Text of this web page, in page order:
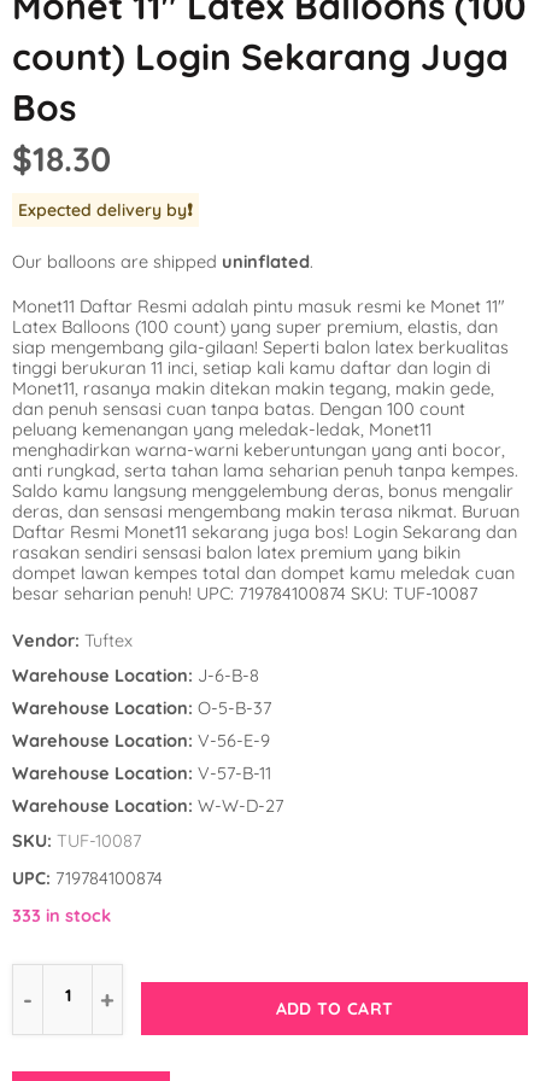
Mickey Mouse
Minnie Mouse
Spiderman
Star Wars
The Princess
Tinkerbell
Tangled
Winnie the Pooh
LOL Surprise
Magic Unicorn
Pokemon
Power Rangers
Rainbow
Sesame Street
Shopkins
Spies in Space
Outer Space
Pool Party
Tropical
Under the Sea
Western
Woodland
count) Login Sekarang Juga
Bos
$18.30
Expected delivery by❗️
Our balloons are shipped uninflated.
Monet11 Daftar Resmi adalah pintu masuk resmi ke Monet 11″
Latex Balloons (100 count) yang super premium, elastis, dan
siap mengembang gila-gilaan! Seperti balon latex berkualitas
tinggi berukuran 11 inci, setiap kali kamu daftar dan login di
Monet11, rasanya makin ditekan makin tegang, makin gede,
dan penuh sensasi cuan tanpa batas. Dengan 100 count
peluang kemenangan yang meledak-ledak, Monet11
menghadirkan warna-warni keberuntungan yang anti bocor,
anti rungkad, serta tahan lama seharian penuh tanpa kempes.
Saldo kamu langsung menggelembung deras, bonus mengalir
deras, dan sensasi mengembang makin terasa nikmat. Buruan
Daftar Resmi Monet11 sekarang juga bos! Login Sekarang dan
rasakan sendiri sensasi balon latex premium yang bikin
dompet lawan kempes total dan dompet kamu meledak cuan
besar seharian penuh! UPC: 719784100874 SKU: TUF-10087
Vendor: Tuftex
Warehouse Location: J-6-B-8
Warehouse Location: O-5-B-37
Warehouse Location: V-56-E-9
Warehouse Location: V-57-B-11
Warehouse Location: W-W-D-27
SKU: TUF-10087
UPC: 719784100874
333 in stock
ADD TO CART